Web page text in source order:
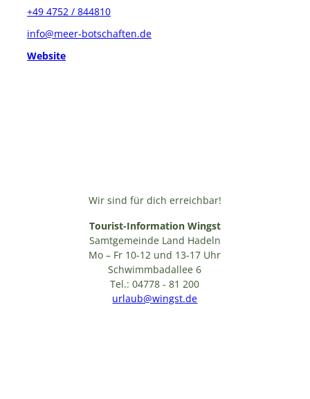
+49 4752 / 844810
info@meer-botschaften.de
Website
Wir sind für dich erreichbar!
Tourist-Information Wingst
Samtgemeinde Land Hadeln
Mo – Fr 10-12 und 13-17 Uhr
Schwimmbadallee 6
Tel.: 04778 - 81 200
urlaub@wingst.de